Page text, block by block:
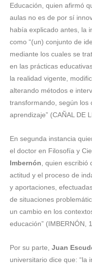
Educación, quien afirmó
aulas no es de por sí
había explicado antes, la
como “(un) conjunto de
mediante los cuales se
en las prácticas
la realidad vigente,
alterando métodos e
transformando, según los
aprendizaje” (CAÑAL DE
En segunda instancia
el doctor en Filosofía y
Imbernón , quien
actitud y el proceso de
y aportaciones,
de situaciones
un cambio en los
educación” (IMBERNÓN,
Por su parte, Juan
universitario dice que: “la